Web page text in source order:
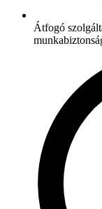
Átfogó